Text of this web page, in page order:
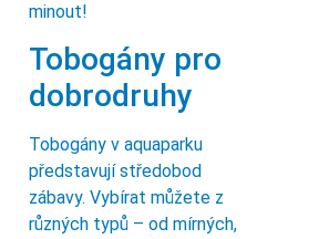
minout!
Tobogány pro
dobrodruhy
Tobogány v aquaparku
představují středobod
zábavy. Vybírat můžete z
různých typů – od mírných,